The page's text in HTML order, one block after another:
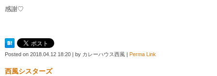
感謝♡
Posted on 2018.04.12 18:20 by カレーハウス西風 Perma Link
西風シスターズ